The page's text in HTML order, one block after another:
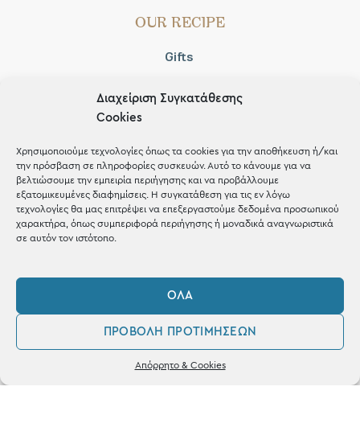
Διαχείριση Συγκατάθεσης
Cookies
Χρησιμοποιούμε τεχνολογίες όπως τα cookies για την αποθήκευση ή/και
την πρόσβαση σε πληροφορίες συσκευών. Αυτό το κάνουμε για να
βελτιώσουμε την εμπειρία περιήγησης και να προβάλλουμε
εξατομικευμένες διαφημίσεις. Η συγκατάθεση για τις εν λόγω
τεχνολογίες θα μας επιτρέψει να επεξεργαστούμε δεδομένα προσωπικού
χαρακτήρα, όπως συμπεριφορά περιήγησης ή μοναδικά αναγνωριστικά
σε αυτόν τον ιστότοπο.
ΌΛΑ
ΠΡΟΒΟΛΉ ΠΡΟΤΙΜΉΣΕΩΝ
Απόρρητο & Cookies
OUR RECIPE
Gifts
Shop the look
Σταθά 17, 38221 Βόλος
Δευ / Τετ / Σαβ: 09:00 - 15:00
Τριτ / Πεμ / Παρ: 09:00 - 21:00
Φίλτρα
0